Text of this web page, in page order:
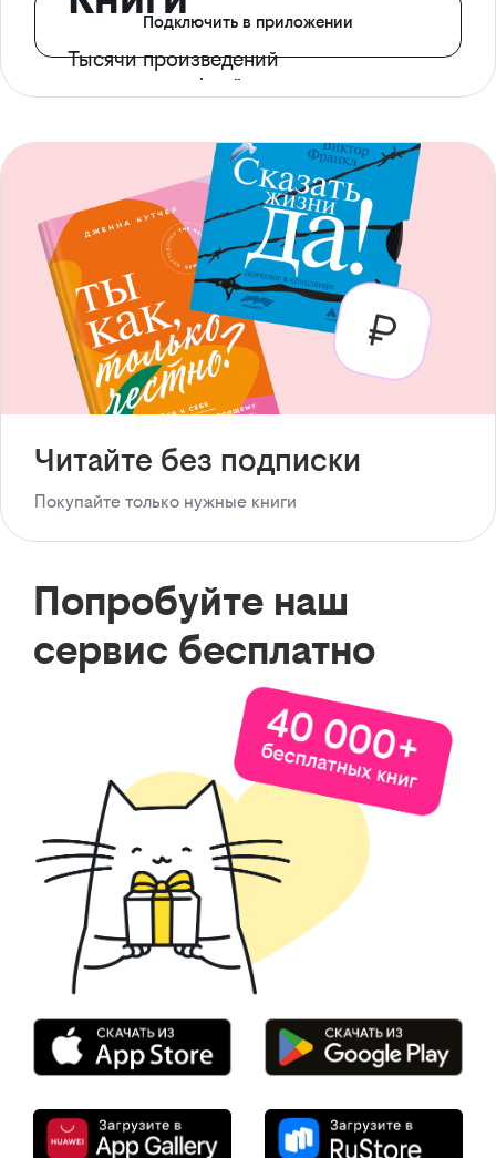
Тысячи произведений
с доступом офлайн
Подключить в приложении
Читайте без подписки
Покупайте только нужные книги
Попробуйте наш
сервис бесплатно